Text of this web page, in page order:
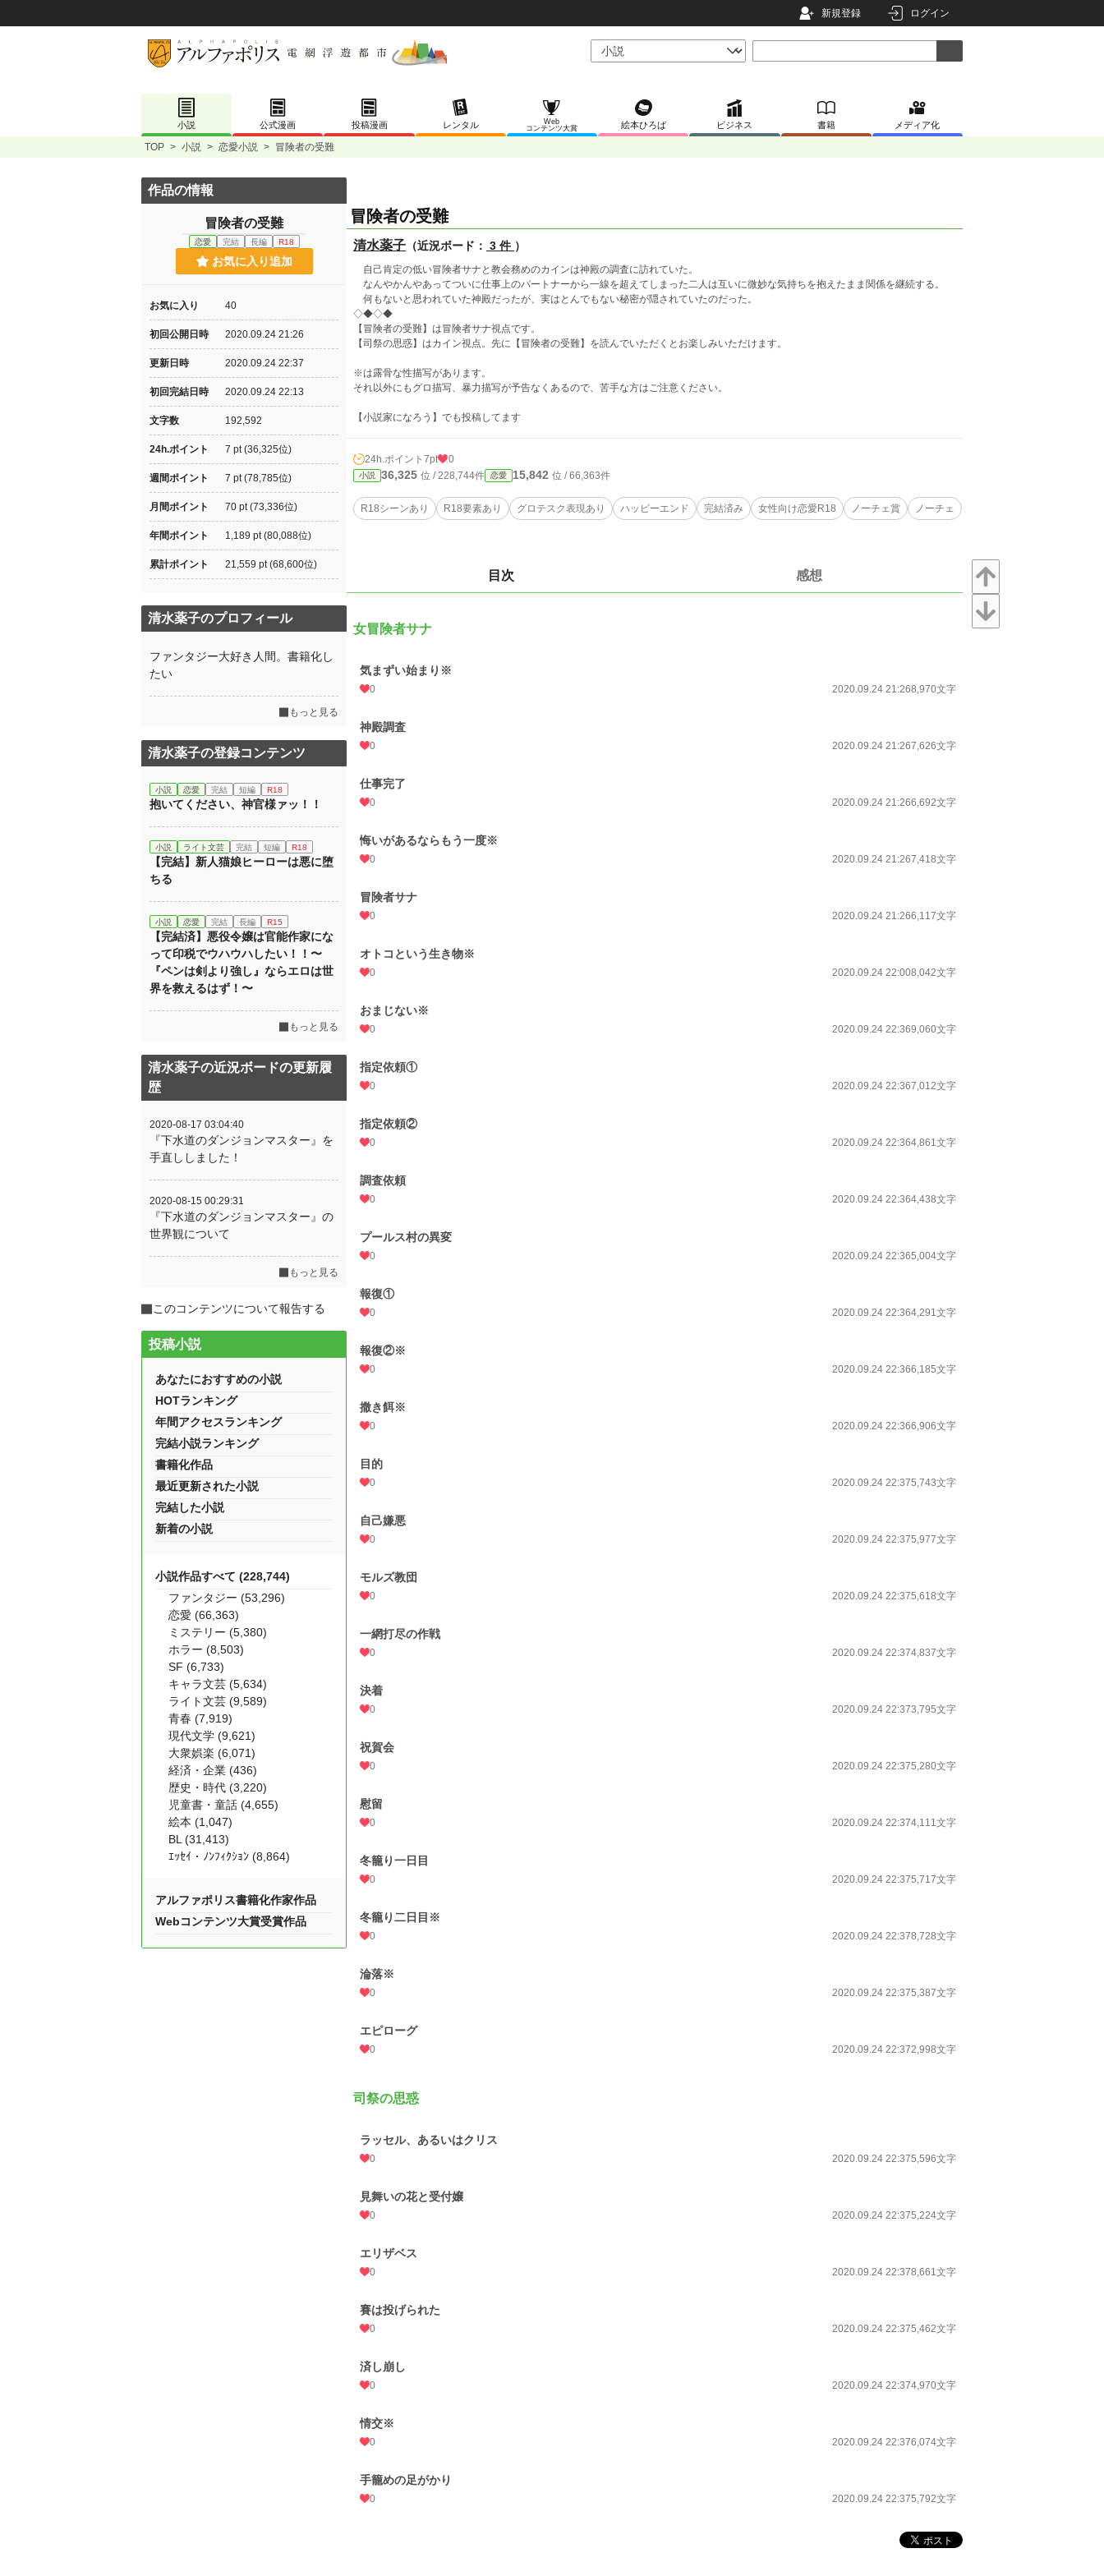
新規登録 ログイン
小説 公式漫画 投稿漫画 レンタル
Web
コンテンツ大賞
絵本ひろば ビジネス 書籍 メディア化
TOP > 小説 > 恋愛小説 > 冒険者の受難
冒険者の受難
清水薬子 （近況ボード： 3 件 ）
自己肯定の低い冒険者サナと教会務めのカインは神殿の調査に訪れていた。
なんやかんやあってついに仕事上のパートナーから一線を超えてしまった二人は互いに微妙な気持ちを抱えたまま関係を継続する。
何もないと思われていた神殿だったが、実はとんでもない秘密が隠されていたのだった。
◇◆◇◆
【冒険者の受難】は冒険者サナ視点です。
【司祭の思惑】はカイン視点。先に【冒険者の受難】を読んでいただくとお楽しみいただけます。
※は露骨な性描写があります。
それ以外にもグロ描写、暴力描写が予告なくあるので、苦手な方はご注意ください。
【小説家になろう】でも投稿してます
24h.ポイント 7pt 0
小説 36,325 位 / 228,744件 恋愛 15,842 位 / 66,363件
R18シーンあり R18要素あり グロテスク表現あり ハッピーエンド 完結済み 女性向け恋愛R18 ノーチェ賞 ノーチェ
目次 感想
女冒険者サナ
気まずい始まり※
0 2020.09.24 21:268,970文字
神殿調査
0 2020.09.24 21:267,626文字
仕事完了
0 2020.09.24 21:266,692文字
悔いがあるならもう一度※
0 2020.09.24 21:267,418文字
冒険者サナ
0 2020.09.24 21:266,117文字
オトコという生き物※
0 2020.09.24 22:008,042文字
おまじない※
0 2020.09.24 22:369,060文字
指定依頼①
0 2020.09.24 22:367,012文字
指定依頼②
0 2020.09.24 22:364,861文字
調査依頼
0 2020.09.24 22:364,438文字
プールス村の異変
0 2020.09.24 22:365,004文字
報復①
0 2020.09.24 22:364,291文字
報復②※
0 2020.09.24 22:366,185文字
撒き餌※
0 2020.09.24 22:366,906文字
目的
0 2020.09.24 22:375,743文字
自己嫌悪
0 2020.09.24 22:375,977文字
モルズ教団
0 2020.09.24 22:375,618文字
一網打尽の作戦
0 2020.09.24 22:374,837文字
決着
0 2020.09.24 22:373,795文字
祝賀会
0 2020.09.24 22:375,280文字
慰留
0 2020.09.24 22:374,111文字
冬籠り一日目
0 2020.09.24 22:375,717文字
冬籠り二日目※
0 2020.09.24 22:378,728文字
淪落※
0 2020.09.24 22:375,387文字
エピローグ
0 2020.09.24 22:372,998文字
司祭の思惑
ラッセル、あるいはクリス
0 2020.09.24 22:375,596文字
見舞いの花と受付嬢
0 2020.09.24 22:375,224文字
エリザベス
0 2020.09.24 22:378,661文字
賽は投げられた
0 2020.09.24 22:375,462文字
済し崩し
0 2020.09.24 22:374,970文字
情交※
0 2020.09.24 22:376,074文字
手籠めの足がかり
0 2020.09.24 22:375,792文字
作品の情報
冒険者の受難
恋愛 完結 長編 R18
お気に入り追加
お気に入り 40
初回公開日時 2020.09.24 21:26
更新日時 2020.09.24 22:37
初回完結日時 2020.09.24 22:13
文字数 192,592
24h.ポイント 7 pt (36,325位)
週間ポイント 7 pt (78,785位)
月間ポイント 70 pt (73,336位)
年間ポイント 1,189 pt (80,088位)
累計ポイント 21,559 pt (68,600位)
清水薬子のプロフィール
ファンタジー大好き人間。書籍化し
たい
もっと見る
清水薬子の登録コンテンツ
小説 恋愛 完結 短編 R18
抱いてください、神官様ァッ！！
小説 ライト文芸 完結 短編 R18
【完結】新人猫娘ヒーローは悪に堕
ちる
小説 恋愛 完結 長編 R15
【完結済】悪役令嬢は官能作家にな
って印税でウハウハしたい！！〜
『ペンは剣より強し』ならエロは世
界を救えるはず！〜
もっと見る
清水薬子の近況ボードの更新履
歴
2020-08-17 03:04:40
『下水道のダンジョンマスター』を
手直ししました！
2020-08-15 00:29:31
『下水道のダンジョンマスター』の
世界観について
もっと見る
このコンテンツについて報告する
投稿小説
あなたにおすすめの小説
HOTランキング
年間アクセスランキング
完結小説ランキング
書籍化作品
最近更新された小説
完結した小説
新着の小説
小説作品すべて (228,744)
ファンタジー (53,296)
恋愛 (66,363)
ミステリー (5,380)
ホラー (8,503)
SF (6,733)
キャラ文芸 (5,634)
ライト文芸 (9,589)
青春 (7,919)
現代文学 (9,621)
大衆娯楽 (6,071)
経済・企業 (436)
歴史・時代 (3,220)
児童書・童話 (4,655)
絵本 (1,047)
BL (31,413)
ｴｯｾｲ・ﾉﾝﾌｨｸｼｮﾝ (8,864)
アルファポリス書籍化作家作品
Webコンテンツ大賞受賞作品